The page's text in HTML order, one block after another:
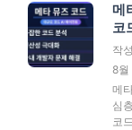
메
코
작
8
메
심
코